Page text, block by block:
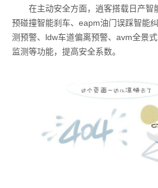
在主动安全方面，逍客搭载日产智
预碰撞智能刹车、eapm油门误踩智能
测预警、ldw车道偏离预警、avm全景
监测等功能，提高安全系数。